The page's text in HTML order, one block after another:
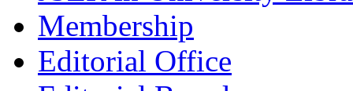
Membership
Editorial Office